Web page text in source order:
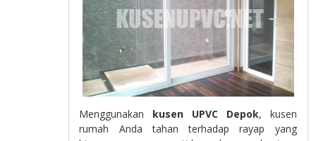
Menggunakan kusen UPVC Depok, kusen
rumah Anda tahan terhadap rayap yang